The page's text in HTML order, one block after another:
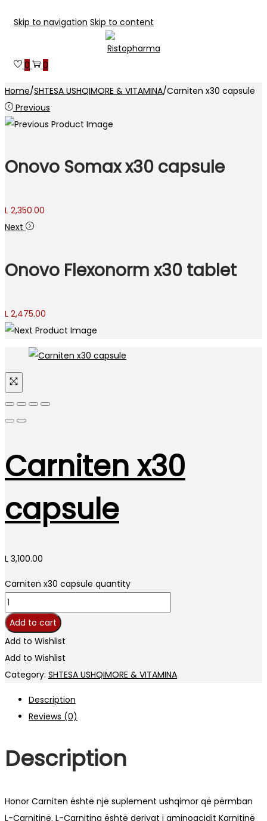
Skip to navigation Skip to content
0 0
Home/SHTESA USHQIMORE & VITAMINA/Carniten x30 capsule
Previous
Onovo Somax x30 capsule
L 2,350.00
Next
Onovo Flexonorm x30 tablet
L 2,475.00
Carniten x30
capsule
L 3,100.00
Carniten x30 capsule quantity
Add to cart
Add to Wishlist
Add to Wishlist
Category: SHTESA USHQIMORE & VITAMINA
Description
Reviews (0)
Description
Honor Carniten është një suplement ushqimor që përmban
L-Carnitinë. L-Carnitina është derivat i aminoacidit Karnitinë